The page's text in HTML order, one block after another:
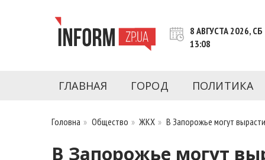
INFORM.ZP.UA – это информационный
последние новости Запорожья и
8 АВГУСТА 2026, СБ
13:08
ГЛАВНАЯ ГОРОД ПОЛИТИКА
Головна » Общество »ЖКХ » В Запорожье могут
В Запорожье могут